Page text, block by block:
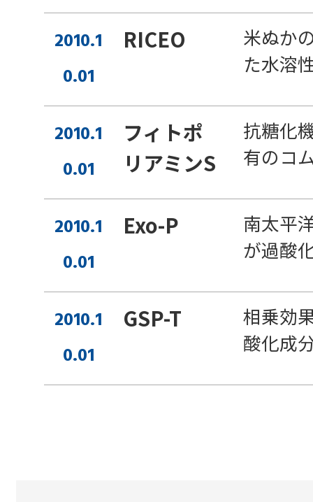
2010.1
0.01
RICEO
米ぬか
た水溶
2010.1
0.01
フィトポ
リアミンS
抗糖化
有のコ
2010.1
0.01
Exo-P
南太平
が過酸
2010.1
0.01
GSP-T
相乗効
酸化成